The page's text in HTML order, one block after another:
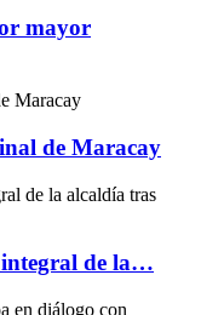
mayor
de Maracay
integral de la…